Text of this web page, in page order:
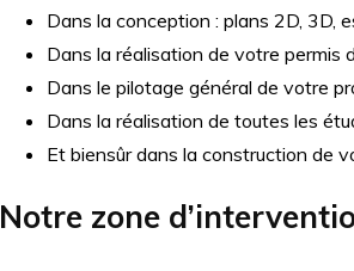
Dans la conception : plans 2D, 3D,
Dans la réalisation de votre permis
Dans le pilotage général de votre
Dans la réalisation de toutes les
Et biensûr dans la construction de
Notre zone